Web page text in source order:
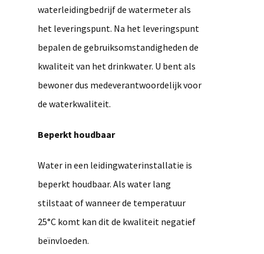
waterleidingbedrijf de watermeter als
het leveringspunt. Na het leveringspunt
bepalen de gebruiksomstandigheden de
kwaliteit van het drinkwater. U bent als
bewoner dus medeverantwoordelijk voor
de waterkwaliteit.
Beperkt houdbaar
Water in een leidingwaterinstallatie is
beperkt houdbaar. Als water lang
stilstaat of wanneer de temperatuur
25°C komt kan dit de kwaliteit negatief
beïnvloeden.